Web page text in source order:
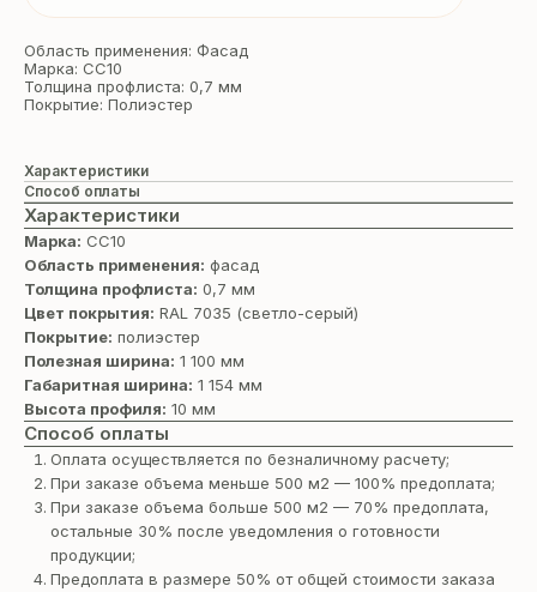
Область применения: Фасад
Марка: СС10
Толщина профлиста: 0,7 мм
Покрытие: Полиэстер
Характеристики
Способ оплаты
Характеристики
Марка: СС10
Область применения: фасад
Толщина профлиста: 0,7 мм
Цвет покрытия: RAL 7035 (cветло-серый)
Покрытие: полиэстер
Полезная ширина: 1 100 мм
Габаритная ширина: 1 154 мм
Высота профиля: 10 мм
Способ оплаты
Оплата осуществляется по безналичному расчету;
При заказе объема меньше 500 м2 — 100% предоплата;
При заказе объема больше 500 м2 — 70% предоплата,
остальные 30% после уведомления о готовности
продукции;
Предоплата в размере 50% от общей стоимости заказа